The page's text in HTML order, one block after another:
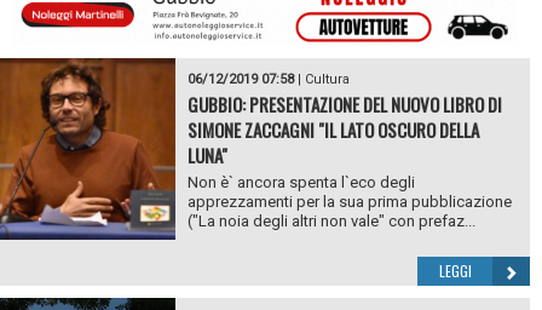
06/12/2019 07:58| Cultura
GUBBIO: PRESENTAZIONE DEL NUOVO LIBRO DI
SIMONE ZACCAGNI "IL LATO OSCURO DELLA
LUNA"
Non è` ancora spenta l`eco degli
apprezzamenti per la sua prima pubblicazione
("La noia degli altri non vale" con prefaz...
LEGGI